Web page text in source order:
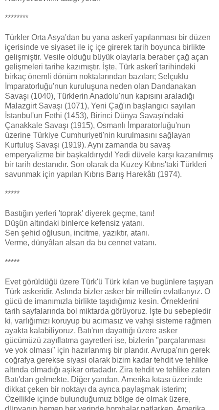
********
Türkler Orta Asya'dan bu yana askerî yapılanması bir düzen
içerisinde ve siyaset ile iç içe girerek tarih boyunca birlikte
gelişmiştir. Vesile olduğu büyük olaylarla beraber çağ açan
gelişmeleri tarihe kazımıştır. İşte, Türk askerî tarihindeki
birkaç önemli dönüm noktalarından bazıları; Selçuklu
İmparatorluğu'nun kuruluşuna neden olan Dandanakan
Savaşı (1040), Türklerin Anadolu'nun kapısını araladığı
Malazgirt Savaşı (1071), Yeni Çağ'ın başlangıcı sayılan
İstanbul'un Fethi (1453), Birinci Dünya Savaşı'ndaki
Çanakkale Savaşı (1915), Osmanlı İmparatorluğu'nun
üzerine Türkiye Cumhuriyeti'nin kurulmasını sağlayan
Kurtuluş Savaşı (1919). Aynı zamanda bu savaş
emperyalizme bir başkaldırıydı! Yedi düvele karşı kazanılmış
bir tarih destanıdır. Son olarak da Kuzey Kıbrıs'taki Türkleri
savunmak için yapılan Kıbrıs Barış Harekâtı (1974).
*****
Bastığın yerleri 'toprak' diyerek geçme, tanı!
Düşün altındaki binlerce kefensiz yatanı.
Sen şehid oğlusun, incitme, yazıktır, atanı.
Verme, dünyâları alsan da bu cennet vatanı.
*****
Evet görüldüğü üzere Türk'ü Türk kılan ve bugünlere taşıyan
Türk askeridir. Aslında bizler asker bir milletin evlatlarıyız. O
gücü de imanımızla birlikte taşıdığımız kesin. Örneklerini
tarih sayfalarında bol miktarda görüyoruz. İşte bu sebepledir
ki, varlığımızı koruyup bu acımasız ve vahşi sisteme rağmen
ayakta kalabiliyoruz. Batı'nın dayattığı üzere asker
gücümüzü zayıflatma gayretleri ise, bizlerin "parçalanması
ve yok olması" için hazırlanmış bir plandır. Avrupa'nın gerek
coğrafya gerekse siyasi olarak bizim kadar tehdit ve tehlike
altında olmadığı aşikar ortadadır. Zira tehdit ve tehlike zaten
Batı'dan gelmekte. Diğer yandan, Amerika kıtası üzerinde
dikkat çeken bir noktayı da ayrıca paylaşmak isterim;
Özellikle içinde bulunduğumuz bölge de olmak üzere,